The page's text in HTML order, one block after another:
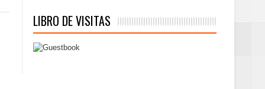
LIBRO DE VISITAS